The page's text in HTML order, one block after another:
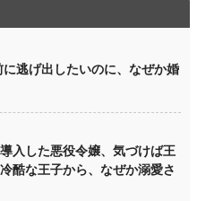
逃げ出したいのに、なぜか婚
入した悪役令嬢、気づけば王
酷な王子から、なぜか溺愛さ